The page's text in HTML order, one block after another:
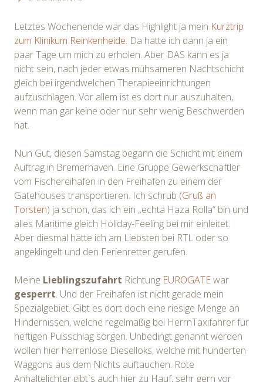
Letztes Wochenende war das Highlight ja mein Kurztrip
zum Klinikum Reinkenheide. Da hatte ich dann ja ein
paar Tage um mich zu erholen. Aber DAS kann es ja
nicht sein, nach jeder etwas mühsameren Nachtschicht
gleich bei irgendwelchen Therapieeinrichtungen
aufzuschlagen. Vor allem ist es dort nur auszuhalten,
wenn man gar keine oder nur sehr wenig Beschwerden
hat.
Nun Gut, diesen Samstag begann die Schicht mit einem
Auftrag in Bremerhaven. Eine Gruppe Gewerkschaftler
vom Fischereihafen in den Freihafen zu einem der
Gatehouses transportieren. Ich schrub (Gruß an
Torsten) ja schon, das ich ein „echta Haza Rolla“ bin und
alles Maritime gleich Holiday-Feeling bei mir einleitet.
Aber diesmal hätte ich am Liebsten bei RTL oder so
angeklingelt und den Ferienretter gerufen.
Meine Lieblingszufahrt Richtung EUROGATEwar
gesperrt. Und der Freihafen ist nicht gerade mein
Spezialgebiet. Gibt es dort doch eine riesige Menge an
Hindernissen, welche regelmäßig bei HerrnTaxifahrer für
heftigen Pulsschlag sorgen. Unbedingt genannt werden
wollen hier herrenlose Dieselloks, welche mit hunderten
Waggons aus dem Nichts auftauchen. Rote
Anhaltelichter gibt`s auch hier zu Hauf, sehr gern vor